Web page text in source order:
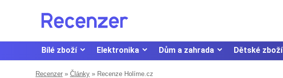
Bílé zboží Elektronika Dům a zahrada Dětské zboží
Recenzer » Články » Recenze Holíme.cz